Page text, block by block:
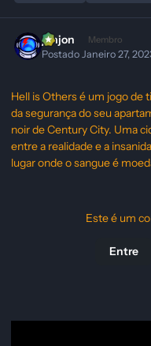
jonjon Membro
Postado Janeiro 27,
Hell is Others é um jogo de
da segurança do seu
noir de Century City. Uma
entre a realidade e a
lugar onde o sangue é
Este é um
Entre